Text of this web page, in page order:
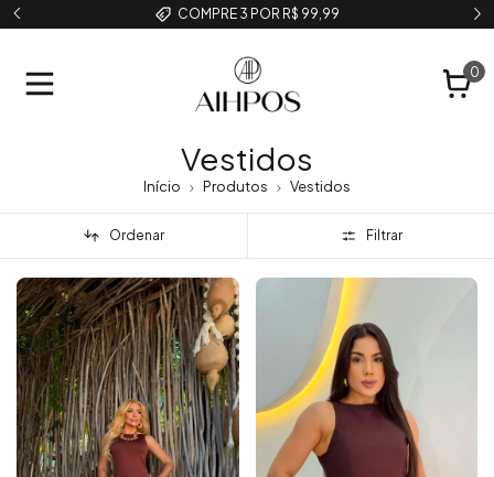
COMPRE 3 POR R$ 99,99
0
Vestidos
Início Produtos Vestidos
Ordenar Filtrar